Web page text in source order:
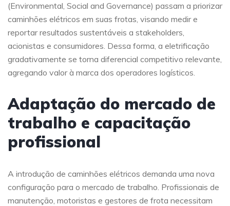
(Environmental, Social and Governance) passam a priorizar
caminhões elétricos em suas frotas, visando medir e
reportar resultados sustentáveis a stakeholders,
acionistas e consumidores. Dessa forma, a eletrificação
gradativamente se torna diferencial competitivo relevante,
agregando valor à marca dos operadores logísticos.
Adaptação do mercado de
trabalho e capacitação
profissional
A introdução de caminhões elétricos demanda uma nova
configuração para o mercado de trabalho. Profissionais de
manutenção, motoristas e gestores de frota necessitam